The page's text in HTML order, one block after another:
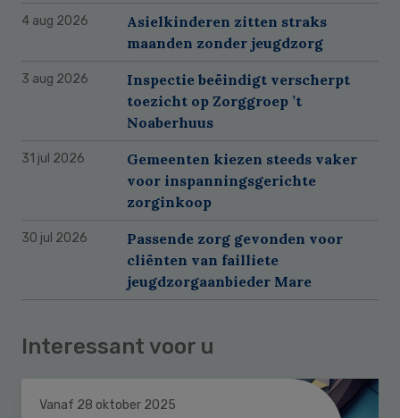
4 aug 2026
Asielkinderen zitten straks
maanden zonder jeugdzorg
3 aug 2026
Inspectie beëindigt verscherpt
toezicht op Zorggroep ’t
Noaberhuus
31 jul 2026
Gemeenten kiezen steeds vaker
voor inspanningsgerichte
zorginkoop
30 jul 2026
Passende zorg gevonden voor
cliënten van failliete
jeugdzorgaanbieder Mare
Interessant voor u
Vanaf 28 oktober 2025